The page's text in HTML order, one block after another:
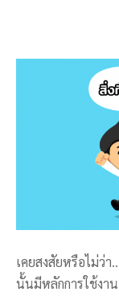
เคยสงสัยหรือไม่ว่
นั้นมีหลักการใช้งา